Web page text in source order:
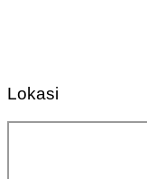
Lokasi